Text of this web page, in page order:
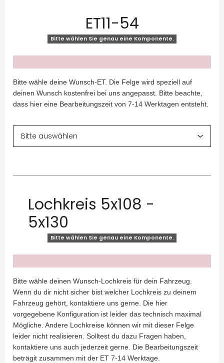
ET11-54
Bitte wählen Sie genau eine Komponente.
x
Bitte wähle deine Wunsch-ET. Die Felge wird speziell auf
deinen Wunsch kostenfrei bei uns angepasst. Bitte beachte,
dass hier eine Bearbeitungszeit von 7-14 Werktagen entsteht.
Lochkreis 5x108 -
5x130
Bitte wählen Sie genau eine Komponente.
x
Bitte wähle deinen Wunsch-Lochkreis für dein Fahrzeug.
Wenn du dir nicht sicher bist welcher Lochkreis zu deinem
Fahrzeug gehört, kontaktiere uns gerne. Die hier
vorgegebene Konfiguration ist leider das technisch maximal
Mögliche. Andere Lochkreise können wir mit dieser Felge
leider nicht realisieren. Solltest du dazu Fragen haben,
kontaktiere uns auch jederzeit gerne. Die Bearbeitungszeit
beträgit zusammen mit der ET 7-14 Werktage.